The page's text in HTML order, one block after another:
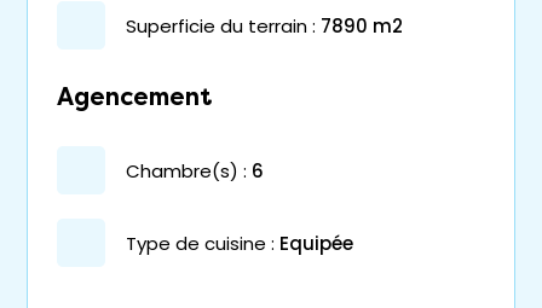
superficie du terrain : 7890 m2
Agencement
chambre(s) : 6
Type de cuisine : Equipée